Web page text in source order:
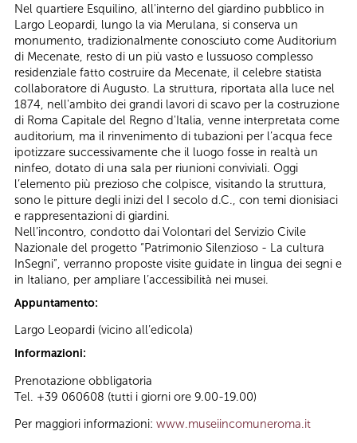
Nel quartiere Esquilino, all'interno del giardino pubblico in
Largo Leopardi, lungo la via Merulana, si conserva un
monumento, tradizionalmente conosciuto come Auditorium
di Mecenate, resto di un più vasto e lussuoso complesso
residenziale fatto costruire da Mecenate, il celebre statista
collaboratore di Augusto. La struttura, riportata alla luce nel
1874, nell'ambito dei grandi lavori di scavo per la costruzione
di Roma Capitale del Regno d'Italia, venne interpretata come
auditorium, ma il rinvenimento di tubazioni per l’acqua fece
ipotizzare successivamente che il luogo fosse in realtà un
ninfeo, dotato di una sala per riunioni conviviali. Oggi
l’elemento più prezioso che colpisce, visitando la struttura,
sono le pitture degli inizi del I secolo d.C., con temi dionisiaci
e rappresentazioni di giardini.
Nell’incontro, condotto dai Volontari del Servizio Civile
Nazionale del progetto “Patrimonio Silenzioso - La cultura
InSegni”, verranno proposte visite guidate in lingua dei segni e
in Italiano, per ampliare l’accessibilità nei musei.
Appuntamento:
Largo Leopardi (vicino all’edicola)
Informazioni:
Prenotazione obbligatoria
Tel. +39 060608 (tutti i giorni ore 9.00-19.00)
Per maggiori informazioni: www.museiincomuneroma.it